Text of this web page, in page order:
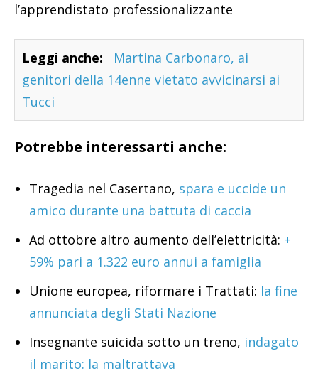
l’apprendistato professionalizzante
Leggi anche:
Martina Carbonaro, ai
genitori della 14enne vietato avvicinarsi ai
Tucci
Potrebbe interessarti anche:
Tragedia nel Casertano, spara e uccide un
amico durante una battuta di caccia
Ad ottobre altro aumento dell’elettricità: +
59% pari a 1.322 euro annui a famiglia
Unione europea, riformare i Trattati: la fine
annunciata degli Stati Nazione
Insegnante suicida sotto un treno, indagato
il marito: la maltrattava